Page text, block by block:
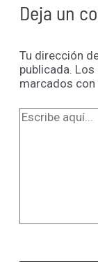
Deja un
Tu dirección
publicada. Los
marcados con
Escribe